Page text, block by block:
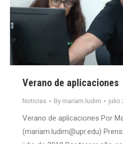
Verano de aplicaciones
Noticias By mariam.ludim julio
Verano de aplicaciones Por
(mariam.ludim@upr.edu)